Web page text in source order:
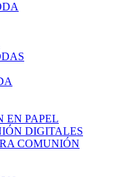
EN PAPEL
DIGITALES
COMUNIÓN